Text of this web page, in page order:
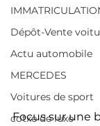
Dépôt-Vente
Actu automobile
MERCEDES
Voitures de sport
cotxe de luxe
Focus sur une